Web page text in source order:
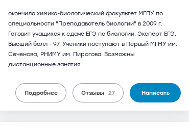
окончила химико-биологический факультет МГПУ по
специальности "Преподаватель биологии" в 2009 г.
Готовит учащихся к сдаче ЕГЭ по биологии. Эксперт ЕГЭ.
Высший балл - 97. Ученики поступают в Первый МГМУ им.
Сеченова, РНИМУ им. Пирогова. Возможны
дистанционные занятия
Подробнее Отзывы 27 Написать